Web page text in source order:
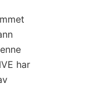
har